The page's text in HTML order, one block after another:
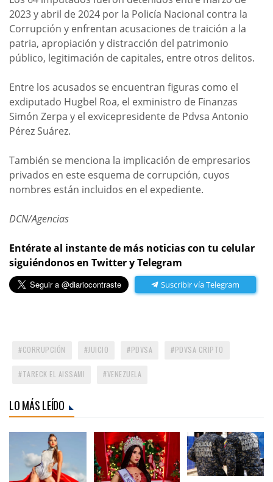
2023 y abril de 2024 por la Policía Nacional contra la
Corrupción y enfrentan acusaciones de traición a la
patria, apropiación y distracción del patrimonio
público, legitimación de capitales, entre otros delitos.
Entre los acusados se encuentran figuras como el
exdiputado Hugbel Roa, el exministro de Finanzas
Simón Zerpa y el exvicepresidente de Pdvsa Antonio
Pérez Suárez.
También se menciona la implicación de empresarios
privados en este esquema de corrupción, cuyos
nombres están incluidos en el expediente.
DCN/Agencias
Entérate al instante de más noticias con tu celular
siguiéndonos en Twitter y Telegram
Suscribir vía Telegram
CORRUPCIÓN JUICIO PDVSA PDVSA CRIPTO
TARECK EL AISSAMI VENEZUELA
LO MÁS LEÍDO